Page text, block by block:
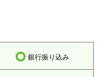
銀行振り込み